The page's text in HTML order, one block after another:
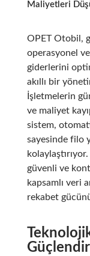
Maliyetleri
OPET Otobil,
operasyonel
giderlerini
akıllı bir
İşletmelerin
ve maliyet
sistem,
sayesinde filo
güvenli ve
kapsamlı veri
rekabet